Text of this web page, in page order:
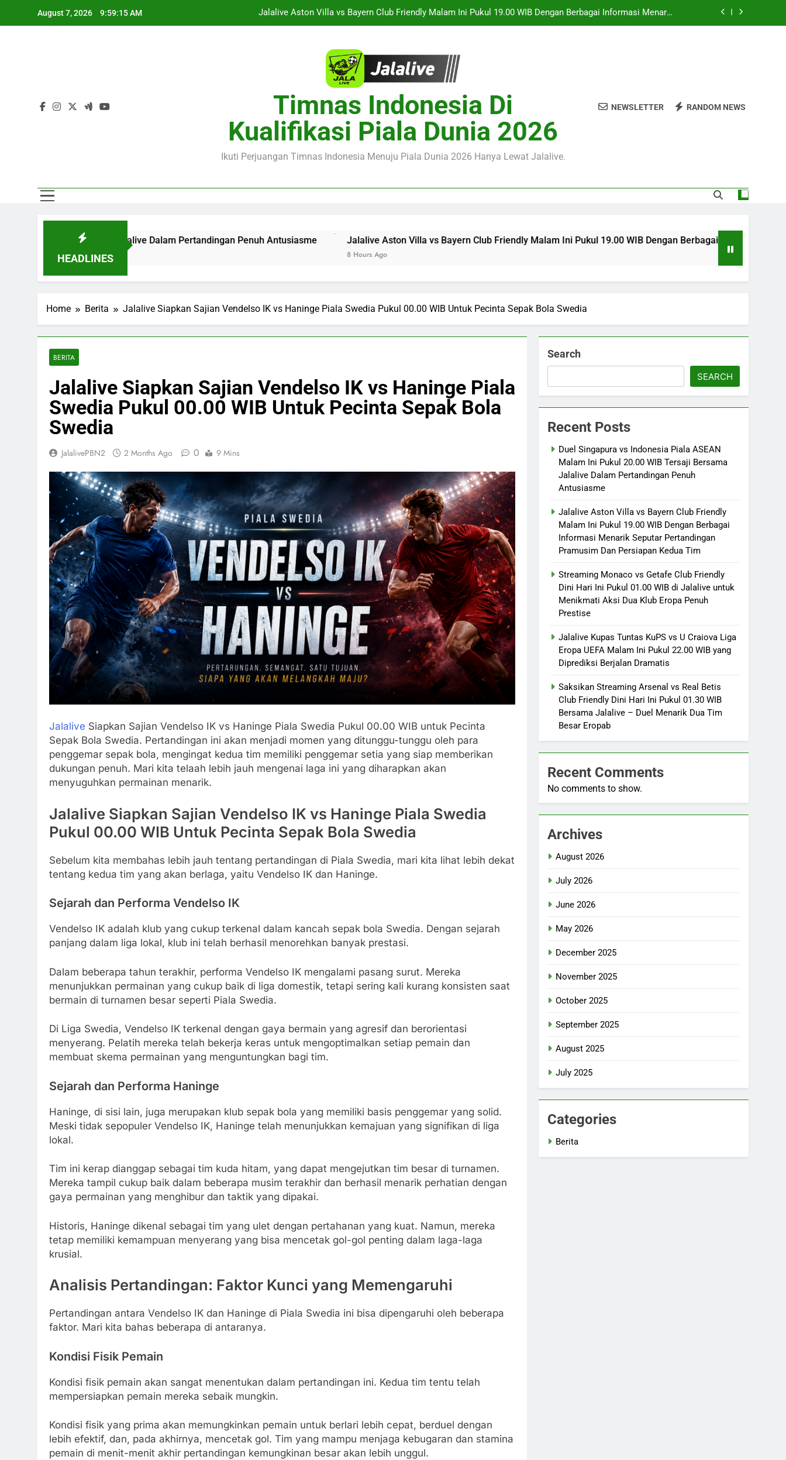
August 7, 2026 9:59:16 AM
Streaming Monaco vs Getafe Club Friendly Dini Hari Ini Pukul 01.00 WIB di Jalalive untuk Menikmati Aksi
Duel Singapura vs Indonesia Piala ASEAN Malam Ini Pukul 20.00 WIB Tersaji Bersama Jalalive Dalam
Jalalive Aston Villa vs Bayern Club Friendly Malam Ini Pukul 19.00 WIB Dengan Berbagai Informasi Menarik
Seputar Pertandingan Pramusim Dan Persiapan Kedua Tim
Streaming Monaco vs Getafe Club Friendly Dini Hari Ini Pukul 01.00 WIB di Jalalive untuk Menikmati Aksi
Dua Klub Eropa Penuh Prestise
Jalalive Kupas Tuntas KuPS vs U Craiova Liga Eropa UEFA Malam Ini Pukul 22.00 WIB yang Diprediksi
Timnas Indonesia Di
Kualifikasi Piala Dunia 2026
Ikuti Perjuangan Timnas Indonesia Menuju Piala Dunia 2026 Hanya Lewat Jalalive.
NEWSLETTER RANDOM NEWS
HEADLINES
Jalalive Dalam Pertandingan Penuh Antusiasme Jalalive Aston Villa vs Bayern Club Friendly Malam Ini Pukul 19.00 WIB Dengan Berbagai Informasi Menarik Seputar
Home Berita Jalalive Siapkan Sajian Vendelso IK vs Haninge Piala Swedia Pukul 00.00 WIB Untuk Pecinta Sepak Bola Swedia
BERITA
Jalalive Siapkan Sajian Vendelso IK vs Haninge Piala
Swedia Pukul 00.00 WIB Untuk Pecinta Sepak Bola
Swedia
JalalivePBN2 2 Months Ago 0 9 Mins
Jalalive Siapkan Sajian Vendelso IK vs Haninge Piala Swedia Pukul 00.00 WIB untuk Pecinta
Sepak Bola Swedia. Pertandingan ini akan menjadi momen yang ditunggu-tunggu oleh para
penggemar sepak bola, mengingat kedua tim memiliki penggemar setia yang siap memberikan
dukungan penuh. Mari kita telaah lebih jauh mengenai laga ini yang diharapkan akan
menyuguhkan permainan menarik.
Jalalive Siapkan Sajian Vendelso IK vs Haninge Piala Swedia
Pukul 00.00 WIB Untuk Pecinta Sepak Bola Swedia
Sebelum kita membahas lebih jauh tentang pertandingan di Piala Swedia, mari kita lihat lebih dekat
tentang kedua tim yang akan berlaga, yaitu Vendelso IK dan Haninge.
Sejarah dan Performa Vendelso IK
Vendelso IK adalah klub yang cukup terkenal dalam kancah sepak bola Swedia. Dengan sejarah
panjang dalam liga lokal, klub ini telah berhasil menorehkan banyak prestasi.
Dalam beberapa tahun terakhir, performa Vendelso IK mengalami pasang surut. Mereka
menunjukkan permainan yang cukup baik di liga domestik, tetapi sering kali kurang konsisten saat
bermain di turnamen besar seperti Piala Swedia.
Di Liga Swedia, Vendelso IK terkenal dengan gaya bermain yang agresif dan berorientasi
menyerang. Pelatih mereka telah bekerja keras untuk mengoptimalkan setiap pemain dan
membuat skema permainan yang menguntungkan bagi tim.
Sejarah dan Performa Haninge
Haninge, di sisi lain, juga merupakan klub sepak bola yang memiliki basis penggemar yang solid.
Meski tidak sepopuler Vendelso IK, Haninge telah menunjukkan kemajuan yang signifikan di liga
lokal.
Tim ini kerap dianggap sebagai tim kuda hitam, yang dapat mengejutkan tim besar di turnamen.
Mereka tampil cukup baik dalam beberapa musim terakhir dan berhasil menarik perhatian dengan
gaya permainan yang menghibur dan taktik yang dipakai.
Historis, Haninge dikenal sebagai tim yang ulet dengan pertahanan yang kuat. Namun, mereka
tetap memiliki kemampuan menyerang yang bisa mencetak gol-gol penting dalam laga-laga
krusial.
Analisis Pertandingan: Faktor Kunci yang Memengaruhi
Pertandingan antara Vendelso IK dan Haninge di Piala Swedia ini bisa dipengaruhi oleh beberapa
faktor. Mari kita bahas beberapa di antaranya.
Kondisi Fisik Pemain
Kondisi fisik pemain akan sangat menentukan dalam pertandingan ini. Kedua tim tentu telah
mempersiapkan pemain mereka sebaik mungkin.
Kondisi fisik yang prima akan memungkinkan pemain untuk berlari lebih cepat, berduel dengan
lebih efektif, dan, pada akhirnya, mencetak gol. Tim yang mampu menjaga kebugaran dan stamina
pemain di menit-menit akhir pertandingan kemungkinan besar akan lebih unggul.
Search
SEARCH
Recent Posts
Duel Singapura vs Indonesia Piala ASEAN
Malam Ini Pukul 20.00 WIB Tersaji Bersama
Jalalive Dalam Pertandingan Penuh
Antusiasme
Jalalive Aston Villa vs Bayern Club Friendly
Malam Ini Pukul 19.00 WIB Dengan Berbagai
Informasi Menarik Seputar Pertandingan
Pramusim Dan Persiapan Kedua Tim
Streaming Monaco vs Getafe Club Friendly
Dini Hari Ini Pukul 01.00 WIB di Jalalive untuk
Menikmati Aksi Dua Klub Eropa Penuh
Prestise
Jalalive Kupas Tuntas KuPS vs U Craiova Liga
Eropa UEFA Malam Ini Pukul 22.00 WIB yang
Diprediksi Berjalan Dramatis
Saksikan Streaming Arsenal vs Real Betis
Club Friendly Dini Hari Ini Pukul 01.30 WIB
Bersama Jalalive – Duel Menarik Dua Tim
Besar Eropab
Recent Comments
No comments to show.
Archives
August 2026
July 2026
June 2026
May 2026
December 2025
November 2025
October 2025
September 2025
August 2025
July 2025
Categories
Berita